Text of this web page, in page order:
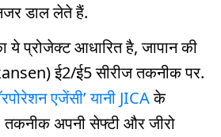
डाल लेते हैं.
ये प्रोजेक्ट आधारित है, जापान की
ई2/ई5 सीरीज तकनीक पर.
एजेंसी’ यानी JICAके
अपनी सेफ्टी और जीरो